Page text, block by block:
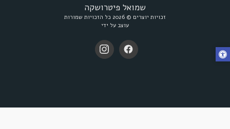
שמואל פיטרושקה
זכויות יוצרים © 2026 כל הזכויות שמורות
עוצב על ידי